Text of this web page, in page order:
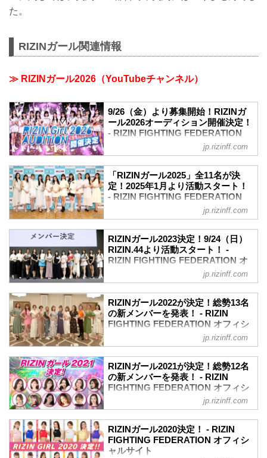
た。
RIZINガール関連情報
≫ RIZINガール2026（YouTubeチャンネル）
9/26（金）より募集開始！RIZINガ
ール2026オーディション開催決定！
- RIZIN FIGHTING FEDERATION
2026オーディションの募集が9月26日
（金）よりスタートするぞ！
RIZINガール2026として様々な活動を行
RIZINガール2026オーディション スケジ
ュール
期間・日時 内容
9月26日（金）〜10月17日（金） 募集期
10月18日（土）〜10月21日（火） 一次審
査 書類審査
11月5日（水）〜11月7日（金） 二次審査
対面審査（面談）
11月17日（月）〜11月21...
jp.rizinff.com
「RIZINガール2025」全11名が決
定！2025年1月より活動スタート！
- RIZIN FIGHTING FEDERATION
る「RIZINガール2025」のメンバーが決
定したぞ！
応募総数約400名の中から、一次、二次審
んと11名！彼女たちの初舞台は、来年
2025年1月からスタート！
リングを華麗に彩る「RIZINガール
2025」を、みんなで応援しよう！
RIZINガール2025 任期
2025年1月1日〜2025年12月31日（予定）
RIZINガール2025 メンバー（集合写真左
から）
RIKO（りこ）
RIKO（りこ）
出身地...
jp.rizinff.com
RIZINガール2023決定！9/24（日）
RIZIN.44より活動スタート！ -
RIZIN FIGHTING FEDERATION オ
る「RIZINガール2023」のメンバーが決
定したぞ！これまでのRIZINガールのコン
セプトから一転、「歌」と「ダンス」を
選ばれた「RIZINガール2023」。
応募総数約500人の中から、1・2・3次審
査、そして最終審査を通過し、ライブ配
信で行われた最終オーディションを通過
したのは、なんと13名！
彼女たちの初舞台は、9月24日（日）さい
たまスーパーアリーナで開催される
RIZIN.44だ！リングを華麗に彩るR...
jp.rizinff.com
RIZINガール2022が決定！総勢13名
の新メンバーを発表！ - RIZIN
FIGHTING FEDERATION オフィシ
る「RIZINガール2022」のメンバーが決
定したぞ！
RIZIN公式投票オーディション、LINE
LIVE、SHOWROOM、そしてDMMぱち
タウンのそれぞれ予選・決勝を勝ち抜
き、最終オーディションで選ばれた計13
名が「RIZINガール2022」として活躍す
ることとなった！
彼女たちの初舞台は、9月の予定だ！リン
jp.rizinff.com
RIZINガール2021が決定！総勢12名
の新メンバーを発表！ - RIZIN
FIGHTING FEDERATION オフィシ
る「RIZINガール2021」のメンバーが決
定したぞ！
【17LIVE×RIZIN RIZINガールオーディシ
jp.rizinff.com
RIZINガール2020決定！ - RIZIN
FIGHTING FEDERATION オフィシ
ャルサイト